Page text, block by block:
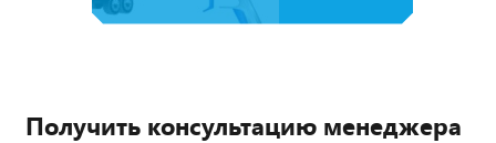
Получить консультацию менеджера